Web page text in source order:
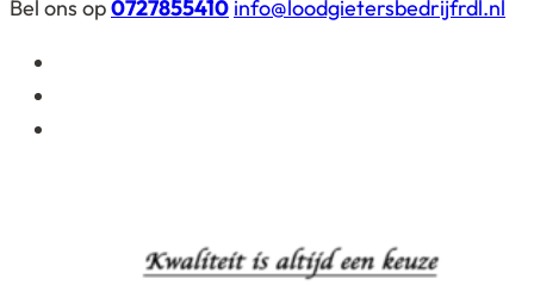
Bel ons op0727855410 info@loodgietersbedrijfrdl.nl